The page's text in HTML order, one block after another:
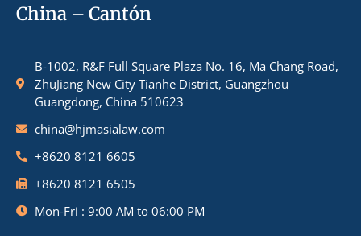
China – Cantón
B-1002, R&F Full Square Plaza No. 16, Ma Chang Road,
ZhuJiang New City Tianhe District, Guangzhou
Guangdong, China 510623
china@hjmasialaw.com
+8620 8121 6605
+8620 8121 6505
Mon-Fri : 9:00 AM to 06:00 PM